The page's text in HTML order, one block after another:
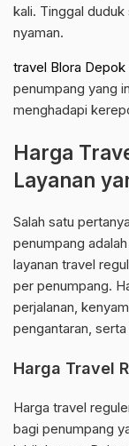
kali. Tinggal duduk
nyaman.
travel Blora
penumpang yang
menghadapi
Harga
Layanan
Salah satu
penumpang
layanan travel
per penumpang.
perjalanan,
pengantaran,
Harga Travel
Harga travel
bagi penumpang